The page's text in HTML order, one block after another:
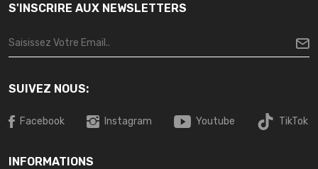
S'INSCRIRE AUX NEWSLETTERS
SUIVEZ NOUS:
Facebook Instagram Youtube TikTok
INFORMATIONS